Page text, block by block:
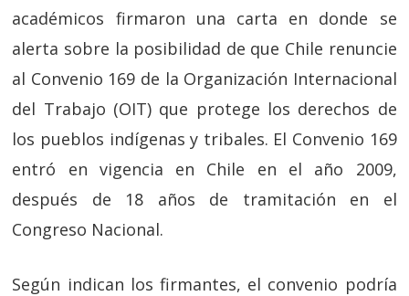
académicos firmaron una carta en donde se
alerta sobre la posibilidad de que Chile renuncie
al Convenio 169 de la Organización Internacional
del Trabajo (OIT) que protege los derechos de
los pueblos indígenas y tribales. El Convenio 169
entró en vigencia en Chile en el año 2009,
después de 18 años de tramitación en el
Congreso Nacional.
Según indican los firmantes, el convenio podría